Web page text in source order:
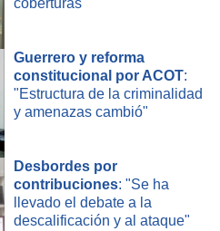
Guerrero y reforma
constitucional por ACOT:
"Estructura de la criminalidad
y amenazas cambió"
Desbordes por
contribuciones: "Se ha
llevado el debate a la
descalificación y al ataque"